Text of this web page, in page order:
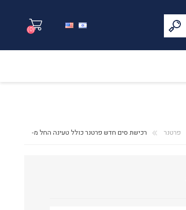
(0)
פרטנר רכישת סים חדש פרטנר כולל טעינה החל מ-